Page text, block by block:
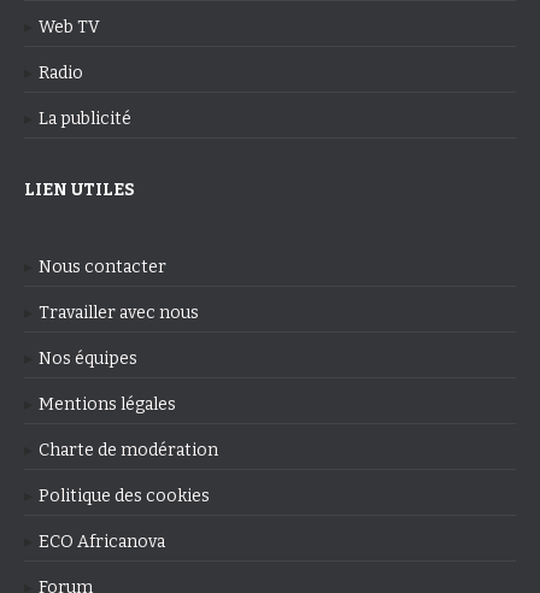
Web TV
Radio
La publicité
LIEN UTILES
Nous contacter
Travailler avec nous
Nos équipes
Mentions légales
Charte de modération
Politique des cookies
ECO Africanova
Forum